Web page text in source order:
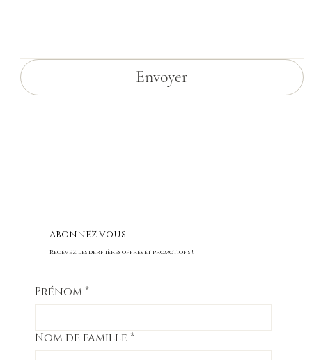
Envoyer
ABONNEZ-VOUS
Recevez les dernières offres et promotions !
Prénom*
Nom de famille *